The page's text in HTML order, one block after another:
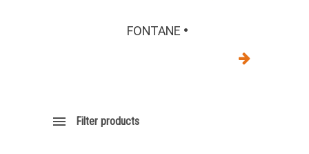
FONTANE •
Filter products